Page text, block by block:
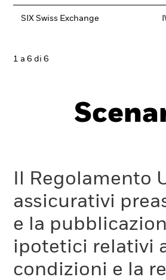
SIX Swiss Exchange
1 a 6 di 6
Il
assicurativi
e la
ipotetici relativi
condizioni e la